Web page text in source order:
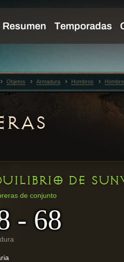
DE
de conjunto
- 68
Objetos Armadura Hombros